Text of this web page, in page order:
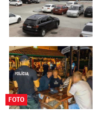
FOTO